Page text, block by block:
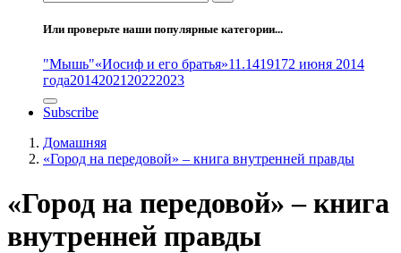
Или проверьте наши популярные категории...
"Мышь"«Иосиф и его братья»11.1419172 июня 2014
года2014202120222023
Subscribe
Домашняя
«Город на передовой» – книга внутренней правды
«Город на передовой» – книга
внутренней правды